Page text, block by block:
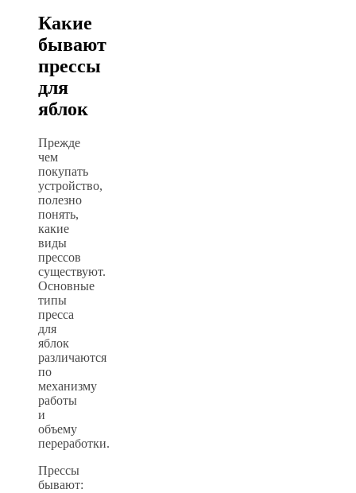
Какие
бывают
прессы
для
яблок
Прежде
чем
покупать
устройство,
полезно
понять,
какие
виды
прессов
существуют.
Основные
типы
пресса
для
яблок
различаются
по
механизму
работы
и
объему
переработки.
Прессы
бывают: